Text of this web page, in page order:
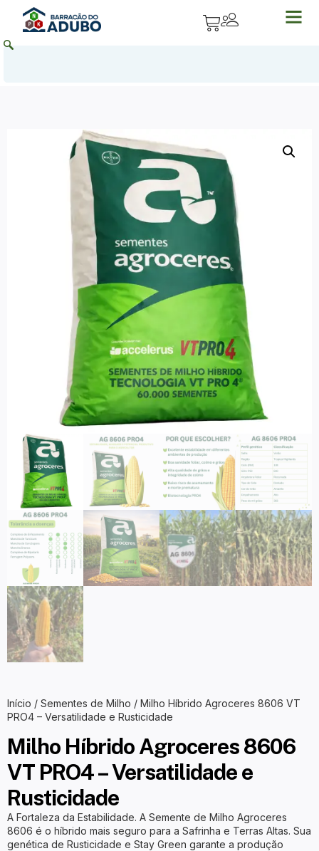
Início / Sementes de Milho / Milho Híbrido Agroceres 8606 VT
PRO4 – Versatilidade e Rusticidade
Milho Híbrido Agroceres 8606
VT PRO4 – Versatilidade e
Rusticidade
A Fortaleza da Estabilidade. A Semente de Milho Agroceres
8606 é o híbrido mais seguro para a Safrinha e Terras Altas. Sua
genética de Rusticidade e Stay Green garante a produção